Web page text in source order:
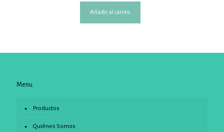
Añadir al carrito
Menu
Productos
Quiénes Somos